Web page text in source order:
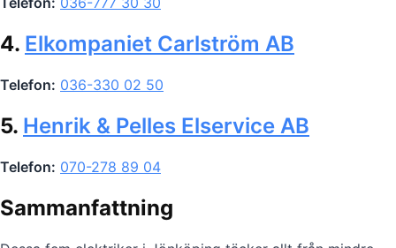
4. Elkompaniet Carlström AB
Telefon: 036-330 02 50
5. Henrik & Pelles Elservice AB
Telefon: 070-278 89 04
Sammanfattning